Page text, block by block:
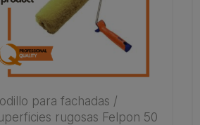
para fachadas /
rugosas Felpon 50